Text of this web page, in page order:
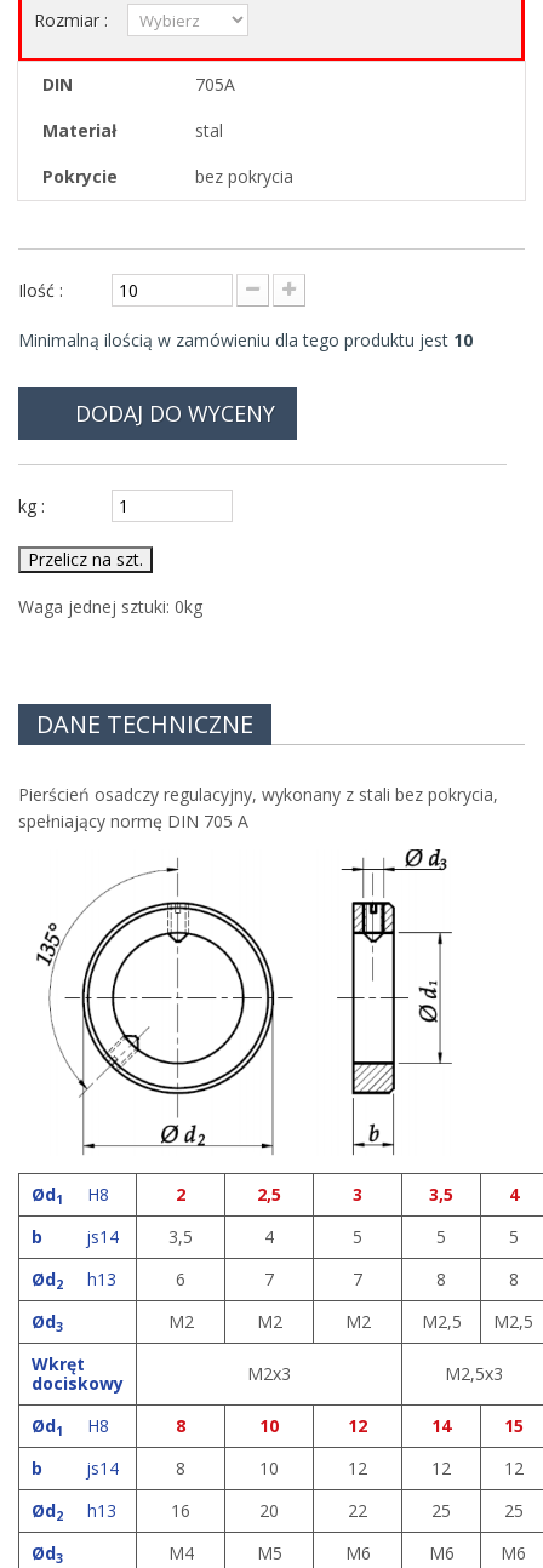
Rozmiar :
DIN
705A
Materiał
stal
Pokrycie
bez pokrycia
Ilość :
Minimalną ilością w zamówieniu dla tego produktu jest 10
DODAJ DO WYCENY
kg :
Przelicz na szt.
Waga jednej sztuki: 0kg
DANE TECHNICZNE
Pierścień osadczy regulacyjny, wykonany z stali bez pokrycia,
spełniający normę DIN 705 A
Ød1 H8 2 2,5 3 3,5
4
b js14 3,5 4 5 5
5
Ød2 h13 6 7 7 8
8
Ød3 M2 M2 M2 M2,5
M2,5
Wkręt
dociskowy
M2x3 M2,5x3
Ød1 H8 8 10 12 14
15
b js14 8 10 12 12
12
Ød2 h13 16 20 22 25
25
Ød3 M4 M5 M6 M6
M6